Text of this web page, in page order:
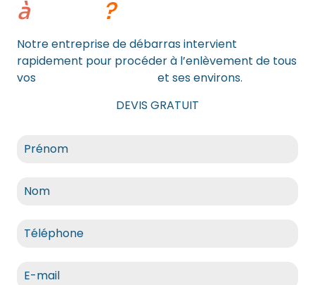
à
?
Notre entreprise de débarras intervient
rapidement pour procéder à l’enlèvement de tous
vos
et ses environs.
DEVIS GRATUIT